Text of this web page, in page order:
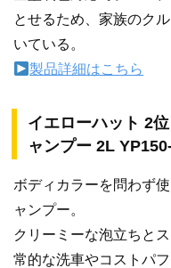
とせるため、家族のク
いている。
製品詳細はこちら
イエローハット 2
ャンプー 2L
ボディカラーを問わず
ャンプー。
クリーミーな泡立ちと
常的な洗車やコストパ